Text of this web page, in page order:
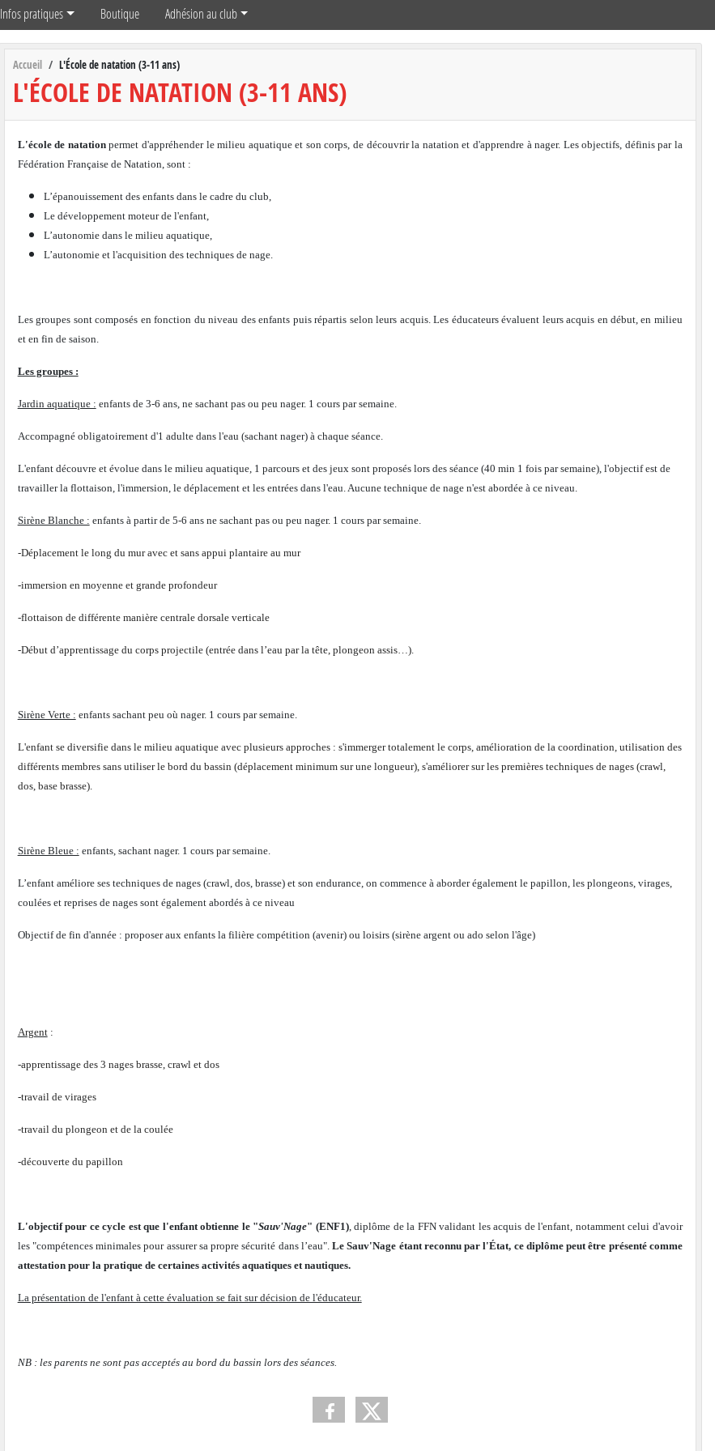
Infos pratiques Boutique Adhésion au club
Accueil L'École de natation (3-11 ans)
L'ÉCOLE DE NATATION (3-11 ANS)
L'école de natationpermet d'appréhender le milieu aquatique et son corps, de découvrir la natation et d'apprendre à nager. Les objectifs, définis par la
Fédération Française de Natation, sont :
L’épanouissement des enfants dans le cadre du club,
Le développement moteur de l'enfant,
L’autonomie dans le milieu aquatique,
L’autonomie et l'acquisition des techniques de nage.
Les groupes sont composés en fonction du niveau des enfants puis répartis selon leurs acquis. Les éducateurs évaluent leurs acquis en début, en milieu
et en fin de saison.
Les groupes :
Jardin aquatique : enfants de 3-6 ans, ne sachant pas ou peu nager. 1 cours par semaine.
Accompagné obligatoirement d'1 adulte dans l'eau (sachant nager) à chaque séance.
L'enfant découvre et évolue dans le milieu aquatique, 1 parcours et des jeux sont proposés lors des séance (40 min 1 fois par semaine), l'objectif est de
travailler la flottaison, l'immersion, le déplacement et les entrées dans l'eau. Aucune technique de nage n'est abordée à ce niveau.
Sirène Blanche : enfants à partir de 5-6 ans ne sachant pas ou peu nager. 1 cours par semaine.
-Déplacement le long du mur avec et sans appui plantaire au mur
-immersion en moyenne et grande profondeur
-flottaison de différente manière centrale dorsale verticale
-Début d’apprentissage du corps projectile (entrée dans l’eau par la tête, plongeon assis…).
Sirène Verte : enfants sachant peu où nager. 1 cours par semaine.
L'enfant se diversifie dans le milieu aquatique avec plusieurs approches : s'immerger totalement le corps, amélioration de la coordination, utilisation des
différents membres sans utiliser le bord du bassin (déplacement minimum sur une longueur), s'améliorer sur les premières techniques de nages (crawl,
dos, base brasse).
Sirène Bleue : enfants, sachant nager. 1 cours par semaine.
L’enfant améliore ses techniques de nages (crawl, dos, brasse) et son endurance, on commence à aborder également le papillon, les plongeons, virages,
coulées et reprises de nages sont également abordés à ce niveau
Objectif de fin d'année : proposer aux enfants la filière compétition (avenir) ou loisirs (sirène argent ou ado selon l'âge)
Argent:
-apprentissage des 3 nages brasse, crawl et dos
-travail de virages
-travail du plongeon et de la coulée
-découverte du papillon
L'objectif pour ce cycle est que l'enfant obtienne le "Sauv'Nage" (ENF1), diplôme de la FFN validant les acquis de l'enfant, notamment celui d'avoir
les "compétences minimales pour assurer sa propre sécurité dans l’eau".Le Sauv'Nage étant reconnu par l'État, ce diplôme peut être présenté comme
attestation pour la pratique de certaines activités aquatiques et nautiques.
La présentation de l'enfant à cette évaluation se fait sur décision de l'éducateur.
NB : les parents ne sont pas acceptés au bord du bassin lors des séances.